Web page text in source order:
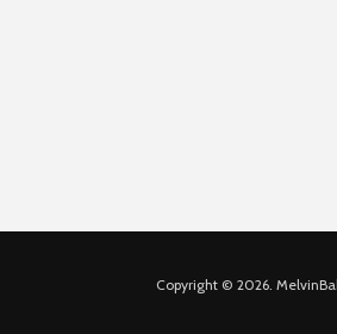
Copyright © 2026.